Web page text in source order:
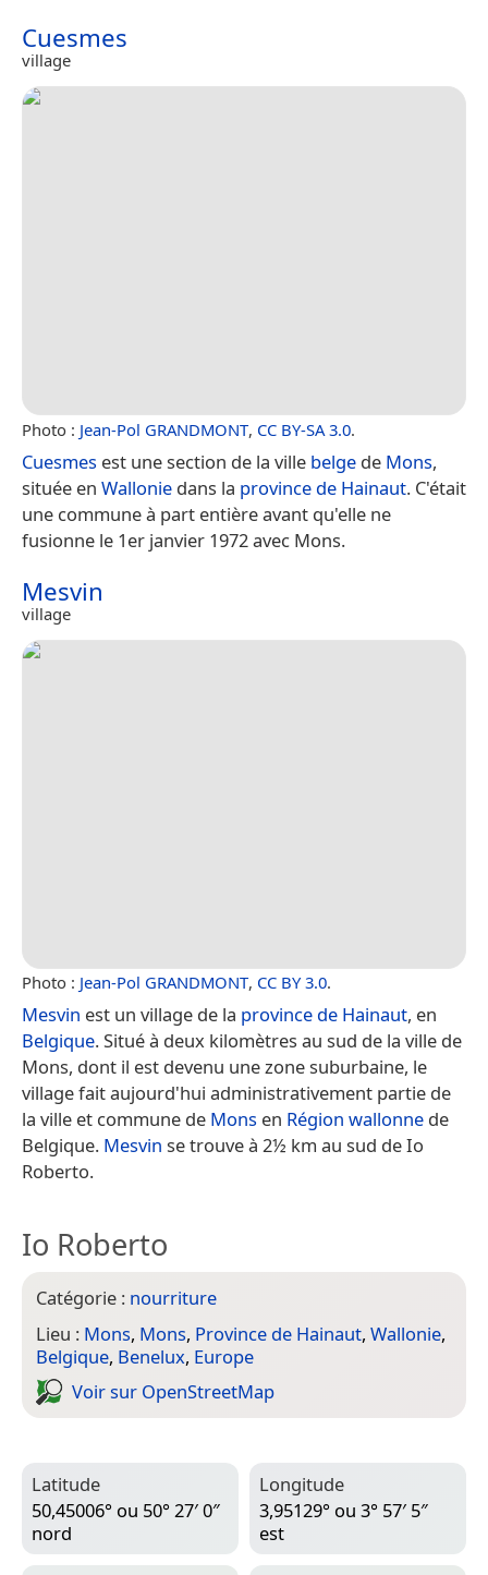
Cuesmes
village
Photo : Jean-Pol GRANDMONT, CC BY-SA 3.0.
Cuesmes est une section de la ville belge de Mons,
située en Wallonie dans la province de Hainaut. C'était
une commune à part entière avant qu'elle ne
fusionne le 1er janvier 1972 avec Mons.
Mesvin
village
Photo : Jean-Pol GRANDMONT, CC BY 3.0.
Mesvin est un village de la province de Hainaut, en
Belgique. Situé à deux kilomètres au sud de la ville de
Mons, dont il est devenu une zone suburbaine, le
village fait aujourd'hui administrativement partie de
la ville et commune de Mons en Région wallonne de
Belgique. Mesvin se trouve à 2½ km au sud de Io
Roberto.
Io Roberto
Catégorie : nourriture
Lieu : Mons, Mons, Province de Hainaut, Wallonie,
Belgique, Benelux, Europe
Voir sur Open­Street­Map
Latitude
50,45006° ou 50° 27′ 0″
nord
Longitude
3,95129° ou 3° 57′ 5″
est